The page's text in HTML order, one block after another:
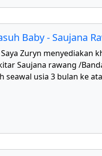
Baby - Saujana
Zuryn menyediakan
Saujana rawang /
seawal usia 3 bulan ke